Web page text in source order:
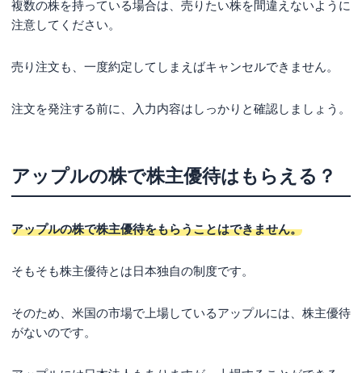
複数の株を持っている場合は、売りたい株を間違えないように
注意してください。
売り注文も、一度約定してしまえばキャンセルできません。
注文を発注する前に、入力内容はしっかりと確認しましょう。
アップルの株で株主優待はもらえる？
アップルの株で株主優待をもらうことはできません。
そもそも株主優待とは日本独自の制度です。
そのため、米国の市場で上場しているアップルには、株主優待
がないのです。